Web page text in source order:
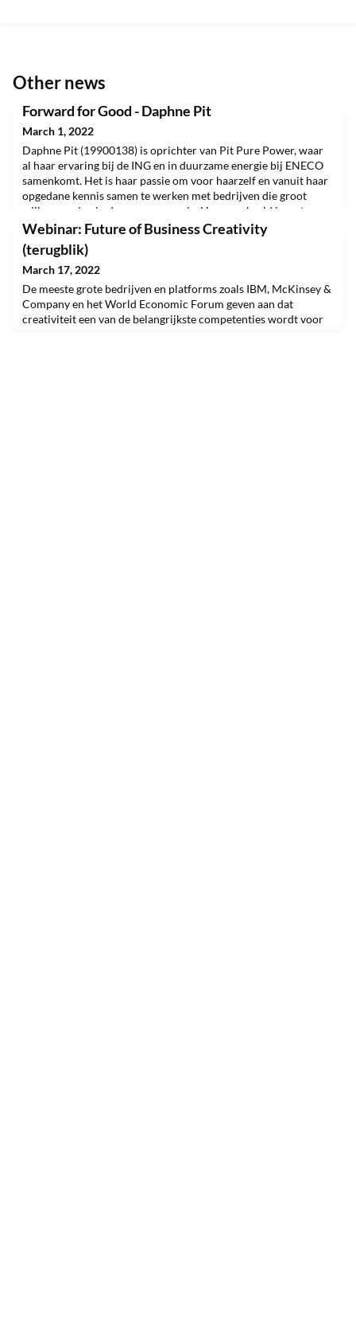
Other news
Forward for Good - Daphne Pit
March 1, 2022
Daphne Pit (19900138) is oprichter van Pit Pure Power, waar
al haar ervaring bij de ING en in duurzame energie bij ENECO
samenkomt. Het is haar passie om voor haarzelf en vanuit haar
opgedane kennis samen te werken met bedrijven die groot
willen worden in duurzame energie. Haar werkveld is met name
Afrika en Azië. Zo heeft ze bijvoorbeeld in Burkino Faso met de
VN een fonds opgericht waarmee bedri
Webinar: Future of Business Creativity
(terugblik)
March 17, 2022
De meeste grote bedrijven en platforms zoals IBM, McKinsey &
Company en het World Economic Forum geven aan dat
creativiteit een van de belangrijkste competenties wordt voor